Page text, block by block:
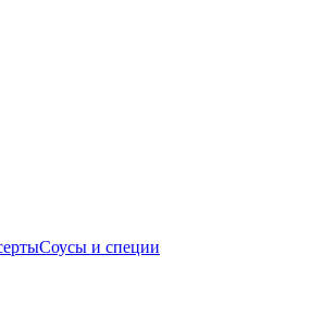
Соусы и специи